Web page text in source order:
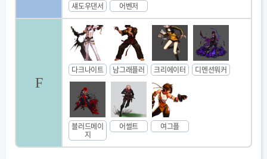
섀도우댄서 어벤저
F
다크나이트 남그래플러 크리에이터 디멘션워커
블러드메이
지
어썰트 여그플